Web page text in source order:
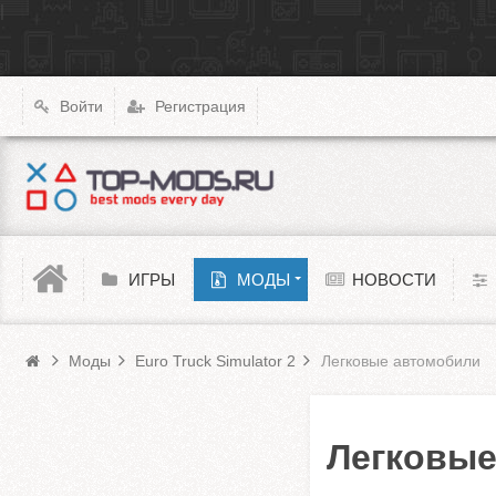
Войти Регистрация
Моды Euro Truck Simulator 2
ИГРЫ МОДЫ
XCOM: Chimera Squad
Cyberpunk 2077
Teardown
Melon Playground
Barotrauma НОВОСТИ
Моды Euro Truck Simulator 2 Легковые автомобили